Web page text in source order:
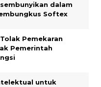
dalam
Softex
Pemekaran
Pemerintah
untuk